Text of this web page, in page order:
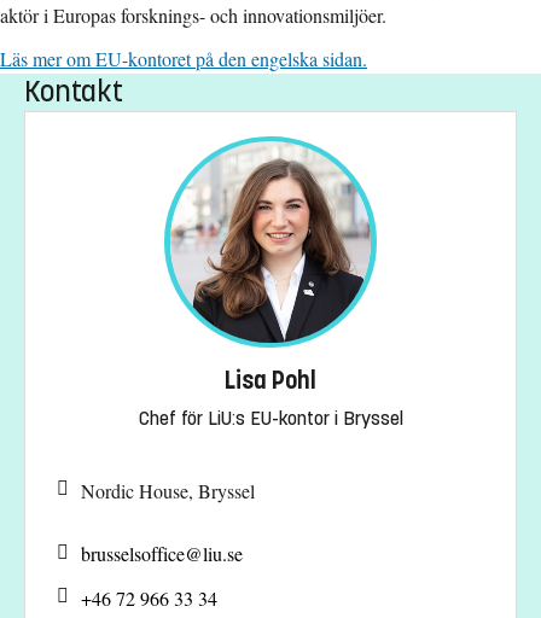
aktör i Europas forsknings- och innovationsmiljöer.
Läs mer om EU-kontoret på den engelska sidan.
Kontakt
Lisa Pohl
Chef för LiU:s EU-kontor i Bryssel
Nordic House, Bryssel
brusselsoffice@liu.se
+46 72 966 33 34